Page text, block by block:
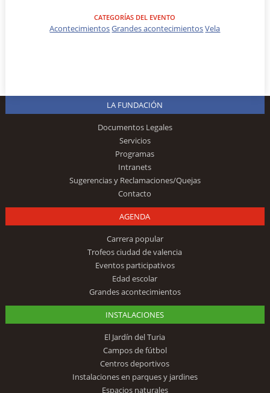
CATEGORÍAS DEL EVENTO
AcontecimientosGrandes acontecimientosVela
LA FUNDACIÓN
Documentos Legales
Servicios
Programas
Intranets
Sugerencias y Reclamaciones/Quejas
Contacto
AGENDA
Carrera popular
Trofeos ciudad de valencia
Eventos participativos
Edad escolar
Grandes acontecimientos
INSTALACIONES
El Jardín del Turia
Campos de fútbol
Centros deportivos
Instalaciones en parques y jardines
Espacios naturales